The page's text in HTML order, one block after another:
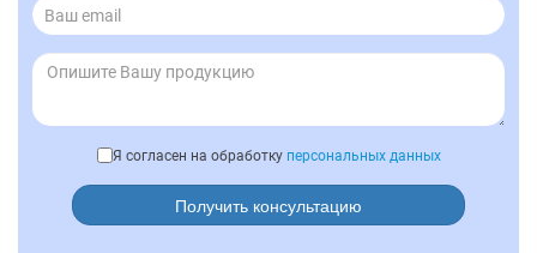
Я согласен на обработку персональных данных
Получить консультацию